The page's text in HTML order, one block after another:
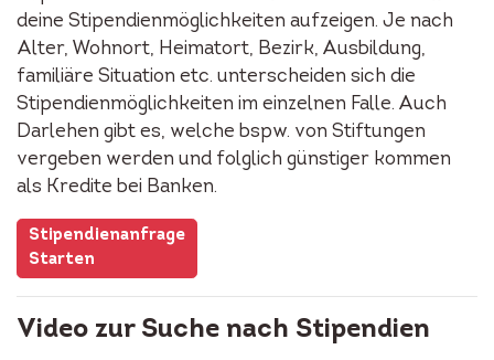
deine Stipendienmöglichkeiten aufzeigen. Je nach
Alter, Wohnort, Heimatort, Bezirk, Ausbildung,
familiäre Situation etc. unterscheiden sich die
Stipendienmöglichkeiten im einzelnen Falle. Auch
Darlehen gibt es, welche bspw. von Stiftungen
vergeben werden und folglich günstiger kommen
als Kredite bei Banken.
Stipendienanfrage
Starten
Video zur Suche nach Stipendien